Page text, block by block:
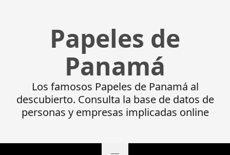
Papeles de
Panamá
Los famosos Papeles de Panamá al
descubierto. Consulta la base de datos de
personas y empresas implicadas online